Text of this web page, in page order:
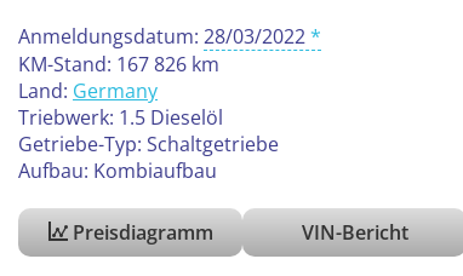
Anmeldungsdatum: 28/03/2022
KM-Stand: 167 826 km
Land: Germany
Triebwerk: 1.5 Dieselöl
Getriebe-Typ: Schaltgetriebe
Aufbau: Kombiaufbau
Preisdiagramm VIN-Bericht